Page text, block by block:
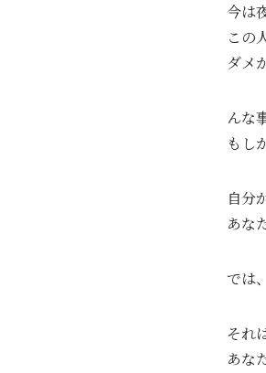
今は
この
ダメ
んな
もし
自分
あな
では
それ
あな